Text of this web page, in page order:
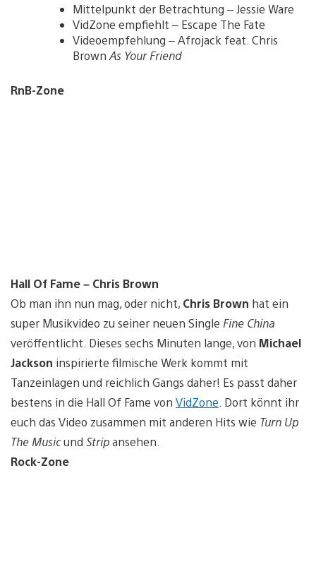
Mittelpunkt der Betrachtung – Jessie Ware
VidZone empfiehlt – Escape The Fate
Videoempfehlung – Afrojack feat. Chris
Brown As Your Friend
RnB-Zone
Hall Of Fame – Chris Brown
Ob man ihn nun mag, oder nicht, Chris Brown hat ein
super Musikvideo zu seiner neuen Single Fine China
veröffentlicht. Dieses sechs Minuten lange, von Michael
Jackson inspirierte filmische Werk kommt mit
Tanzeinlagen und reichlich Gangs daher! Es passt daher
bestens in die Hall Of Fame von VidZone . Dort könnt ihr
euch das Video zusammen mit anderen Hits wie Turn Up
The Musicund Stripansehen.
Rock-Zone